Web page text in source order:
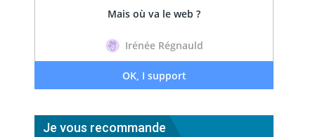
Je vous recommande